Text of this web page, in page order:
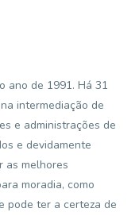
ano de 1991. Há 31
intermediação de
e administrações de
e devidamente
as melhores
moradia, como
pode ter a certeza de